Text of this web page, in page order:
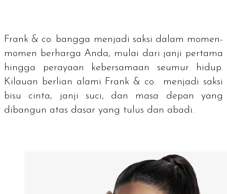
Frank & co. bangga menjadi saksi dalam momen-
momen berharga Anda, mulai dari janji pertama
hingga perayaan kebersamaan seumur hidup.
Kilauan berlian alami Frank & co. menjadi saksi
bisu cinta, janji suci, dan masa depan yang
dibangun atas dasar yang tulus dan abadi.